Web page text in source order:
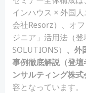
インハウス × 外国
会社Resorz）、オ
ジニア」活用法（
SOLUTIONS） 、外
事例徹底解説（登
ンサルティング株式
容となっています。